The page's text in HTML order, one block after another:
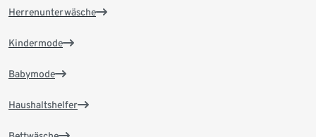
Herrenunterwäsche
Kindermode
Babymode
Haushaltshelfer